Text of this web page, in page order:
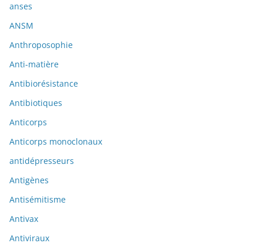
anses
ANSM
Anthroposophie
Anti-matière
Antibiorésistance
Antibiotiques
Anticorps
Anticorps monoclonaux
antidépresseurs
Antigènes
Antisémitisme
Antivax
Antiviraux